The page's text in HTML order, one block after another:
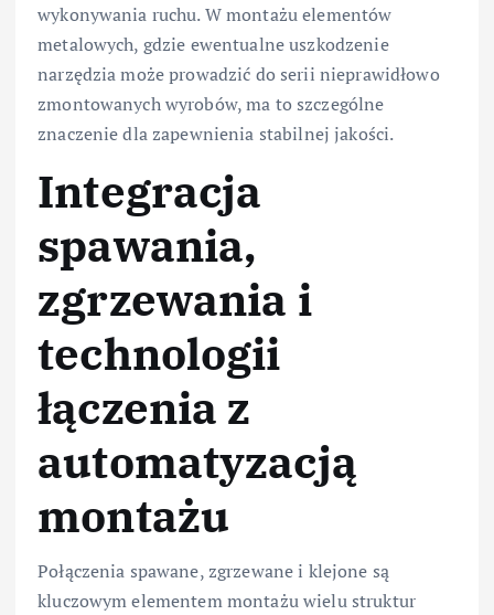
wykonywania ruchu. W montażu elementów
metalowych, gdzie ewentualne uszkodzenie
narzędzia może prowadzić do serii nieprawidłowo
zmontowanych wyrobów, ma to szczególne
znaczenie dla zapewnienia stabilnej jakości.
Integracja
spawania,
zgrzewania i
technologii
łączenia z
automatyzacją
montażu
Połączenia spawane, zgrzewane i klejone są
kluczowym elementem montażu wielu struktur